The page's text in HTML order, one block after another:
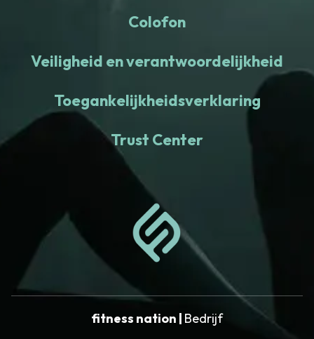
Colofon
Veiligheid en verantwoordelijkheid
Toegankelijkheidsverklaring
Trust Center
fitness nation | Bedrijf